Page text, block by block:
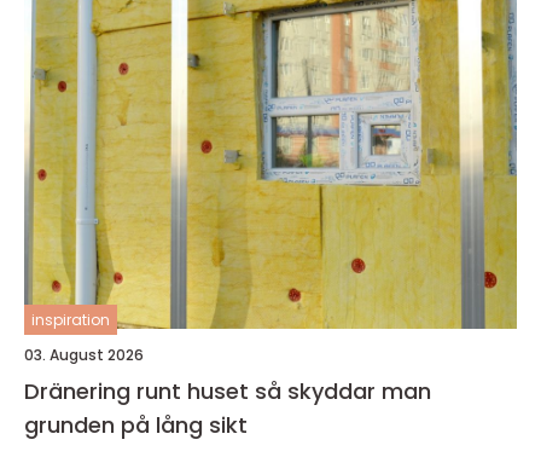
inspiration
03. August 2026
Dränering runt huset så skyddar man
grunden på lång sikt